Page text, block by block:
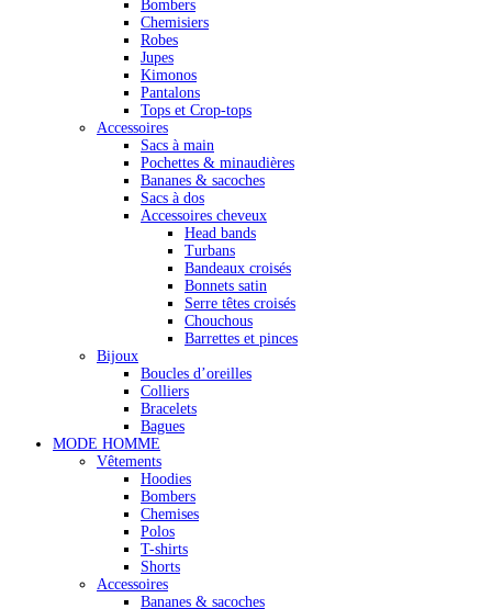
Bombers
Chemisiers
Robes
Jupes
Kimonos
Pantalons
Tops et Crop-tops
Accessoires
Sacs à main
Pochettes & minaudières
Bananes & sacoches
Sacs à dos
Accessoires cheveux
Head bands
Turbans
Bandeaux croisés
Bonnets satin
Serre têtes croisés
Chouchous
Barrettes et pinces
Bijoux
Boucles d’oreilles
Colliers
Bracelets
Bagues
MODE HOMME
Vêtements
Hoodies
Bombers
Chemises
Polos
T-shirts
Shorts
Accessoires
Bananes & sacoches